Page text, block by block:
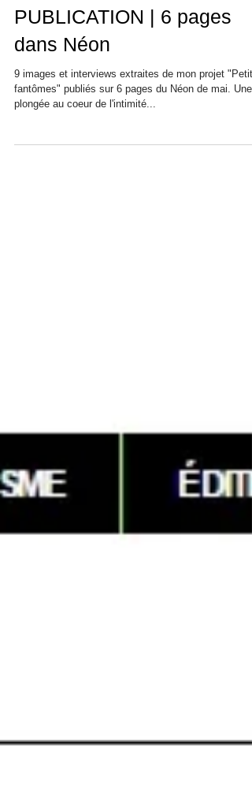
PUBLICATION | 6 pages
dans Néon
9 images et interviews extraites de mon projet "Petits
plongée au coeur de l'intimité...